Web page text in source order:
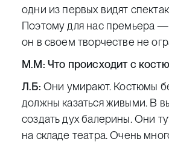
одни из первых видят
Поэтому для нас премьера —
он в своем творчестве не
М.М: Что происходит с
Л.Б: Они умирают. Костюмы
должны казаться живыми. В
создать дух балерины. Они
на складе театра. Очень